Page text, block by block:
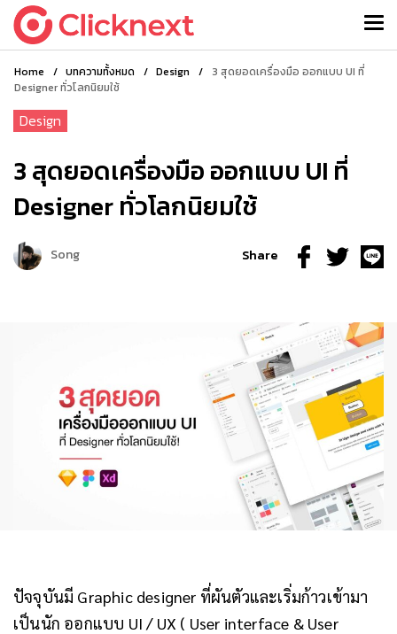
Home / บทความทั้งหมด / Design /
3 สุดยอดเครื่องมือ ออกแบบ UI ที่
Designer ทั่วโลกนิยมใช้
Design
3 สุดยอดเครื่องมือ ออกแบบ UI ที่
Designer ทั่วโลกนิยมใช้
Song Share
ปัจจุบันมี Graphic designer ที่ผันตัวและเริ่มก้าวเข้ามา
เป็นนัก ออกแบบ UI / UX ( User interface & User